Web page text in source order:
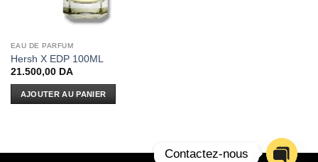
EAU DE PARFUM
Hersh X EDP 100ML
21.500,00 DA
AJOUTER AU PANIER
Contactez-nous